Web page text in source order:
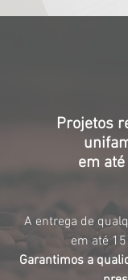
Projetos
em
A entrega de
em até
Garantimos a